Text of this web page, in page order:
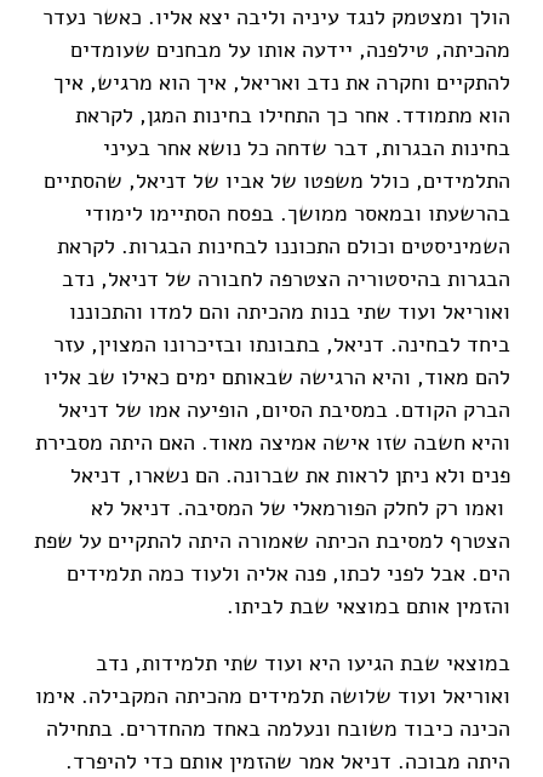
הולך ומצטמק לנגד עיניה וליבה יצא אליו. כאשר נעדר
מהכיתה, טילפנה, יידעה אותו על מבחנים שעומדים
להתקיים וחקרה את נדב ואריאל, איך הוא מרגיש, איך
הוא מתמודד. אחר כך התחילו בחינות המגן, לקראת
בחינות הבגרות, דבר שדחה כל נושא אחר בעיני
התלמידים, כולל משפטו של אביו של דניאל, שהסתיים
בהרשעתו ובמאסר ממושך. בפסח הסתיימו לימודי
השמיניסטים וכולם התכוננו לבחינות הבגרות. לקראת
הבגרות בהיסטוריה הצטרפה לחבורה של דניאל, נדב
ואוריאל ועוד שתי בנות מהכיתה והם למדו והתכוננו
ביחד לבחינה. דניאל, בתבונתו ובזיכרונו המצוין, עזר
להם מאוד, והיא הרגישה שבאותם ימים כאילו שב אליו
הברק הקודם. במסיבת הסיום, הופיעה אמו של דניאל
והיא חשבה שזו אישה אמיצה מאוד. האם היתה מסבירת
פנים ולא ניתן לראות את שברונה. הם נשארו, דניאל
ואמו רק לחלק הפורמאלי של המסיבה. דניאל לא
הצטרף למסיבת הכיתה שאמורה היתה להתקיים על שפת
הים. אבל לפני לכתו, פנה אליה ולעוד כמה תלמידים
והזמין אותם במוצאי שבת לביתו.
במוצאי שבת הגיעו היא ועוד שתי תלמידות, נדב
ואוריאל ועוד שלושה תלמידים מהכיתה המקבילה. אימו
הכינה כיבוד משובח ונעלמה באחד מהחדרים. בתחילה
היתה מבוכה. דניאל אמר שהזמין אותם כדי להיפרד.